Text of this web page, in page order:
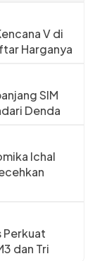
V di
Harganya
SIM
Denda
Ichal
Perkuat
dan Tri